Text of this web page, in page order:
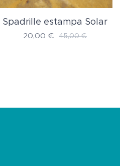
Spadrille estampa Solar
20,00 € 45,00€